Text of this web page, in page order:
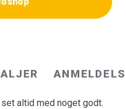
der
gode og opbyggende
med fællesskaber og
altid med noget godt.